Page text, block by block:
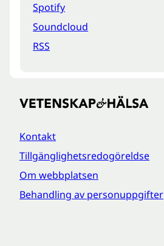
Spotify
Soundcloud
RSS
Kontakt
Tillgänglighetsredogöreldse
Om webbplatsen
Behandling av personuppgifter